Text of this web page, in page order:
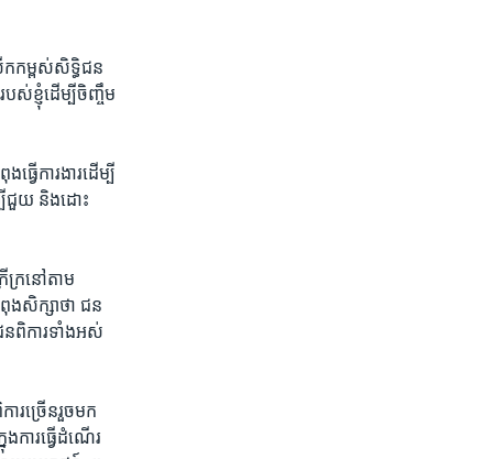
ើក​កម្ពស់​សិទ្ធិ​ជន​
បស់​ខ្ញុំ​ដើម្បី​ចិញ្ចឹម​
វើ​ការងារ​ដើម្បី​
បី​ជួយ ​និង​ដោះ
ក្រ​នៅ​តាម​
ង​សិក្សា​ថា ​ជន
ពិការ​ទាំង​អស់​
រ​ច្រើន​រួច​មក​
ារ​ធ្វើ​ដំណើរ​